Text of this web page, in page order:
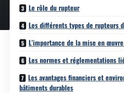
Le rôle du rupteur
Les différents types de rupteurs
L’importance de la mise en
Les normes et réglementations
Les avantages financiers et
bâtiments durables